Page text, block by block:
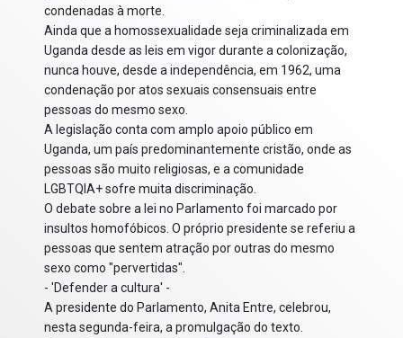
condenadas à morte.
Ainda que a homossexualidade seja criminalizada em
Uganda desde as leis em vigor durante a colonização,
nunca houve, desde a independência, em 1962, uma
condenação por atos sexuais consensuais entre
pessoas do mesmo sexo.
A legislação conta com amplo apoio público em
Uganda, um país predominantemente cristão, onde as
pessoas são muito religiosas, e a comunidade
LGBTQIA+ sofre muita discriminação.
O debate sobre a lei no Parlamento foi marcado por
insultos homofóbicos. O próprio presidente se referiu a
pessoas que sentem atração por outras do mesmo
sexo como "pervertidas".
- 'Defender a cultura' -
A presidente do Parlamento, Anita Entre, celebrou,
nesta segunda-feira, a promulgação do texto.